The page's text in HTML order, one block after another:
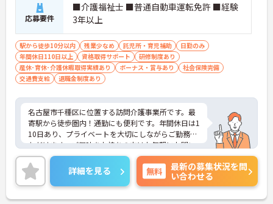
応募要件
■介護福祉士 ■普通自動車運転免許 ■経験
3年以上
駅から徒歩10分以内 残業少なめ 託児所・育児補助
日勤のみ
年間休日110日以上
資格取得サポート
研修制度あり
産休･育休･介護休暇取得実績あり
ボーナス・賞与あり
社会保険完備
交通費支給
退職金制度あり
名古屋市千種区に位置する訪問介護事業所です。最
寄駅から徒歩圏内！通勤にも便利です。年間休日は1
10日あり、プライベートを大切にしながらご勤務い
ただけます。ご興味をお持ちの方はお気軽にお問い
合わせください。
詳細を見る 無料
最新の募集状況を問
い合わせる